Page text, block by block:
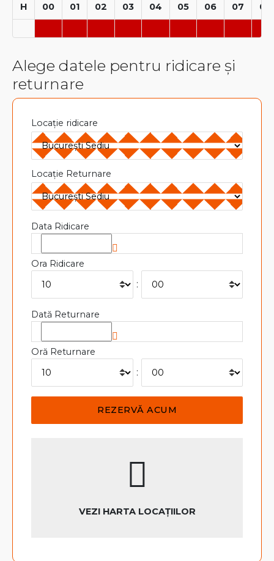
H 00 01 02 03 04 05 06 07 08
Alege datele pentru ridicare și
returnare
Locație ridicare
Locație Returnare
Data Ridicare
Ora Ridicare
:
Dată Returnare
Oră Returnare
:
VEZI HARTA LOCAȚIILOR